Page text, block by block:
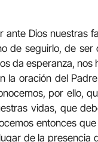
Dios nuestras
de seguirlo, de ser
da esperanza, nos
oración del
por ello,
vidas, que
entonces
de la presencia